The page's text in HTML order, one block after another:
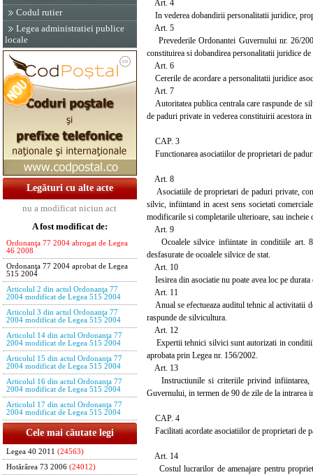
Codul rutier
Legea administratiei publice
locale
Legături cu alte acte
nu a modificat niciun act
A fost modificat de:
Ordonanţa 77 2004 abrogat de Legea
46 2008
Ordonanţa 77 2004 aprobat de Legea
515 2004
Articolul 2 din actul Ordonanţa 77
2004 modificat de Legea 515 2004
Articolul 3 din actul Ordonanţa 77
2004 modificat de Legea 515 2004
Articolul 14 din actul Ordonanţa 77
2004 modificat de Legea 515 2004
Articolul 15 din actul Ordonanţa 77
2004 modificat de Legea 515 2004
Articolul 16 din actul Ordonanţa 77
2004 modificat de Legea 515 2004
Articolul 17 din actul Ordonanţa 77
2004 modificat de Legea 515 2004
Cele mai căutate legi
Legea 40 2011 (24563)
Hotărârea 73 2006 (24012)
Art. 4
In vederea dobandirii personalitatii juridice,
Art. 5
Prevederile Ordonantei Guvernului nr. 26/
constituirea si dobandirea personalitatii juridice
Art. 6
Cererile de acordare a personalitatii juridice
Art. 7
Autoritatea publica centrala care raspunde de
de paduri private in vederea constituirii acestora
CAP. 3
Functionarea asociatiilor de proprietari de
Art. 8
Asociatiile de proprietari de paduri private,
silvic, infiintand in acest sens societati
modificarile si completarile ulterioare, sau
Art. 9
Ocoalele silvice infiintate in conditiile art. 8
desfasurate de ocoalele silvice de stat.
Art. 10
Iesirea din asociatie nu poate avea loc pe
Art. 11
Anual se efectueaza auditul tehnic al activitatii
raspunde de silvicultura.
Art. 12
Expertii tehnici silvici sunt autorizati in
aprobata prin Legea nr. 156/2002.
Art. 13
Instructiunile si criteriile privind infiintarea,
Guvernului, in termen de 90 de zile de la intrarea
CAP. 4
Facilitati acordate asociatiilor de proprietari de
Art. 14
Costul lucrarilor de amenajare pentru